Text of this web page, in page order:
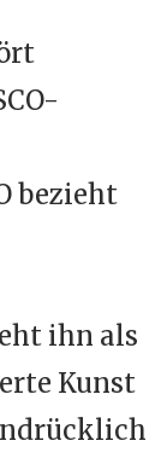
bezieht
ihn als
Kunst